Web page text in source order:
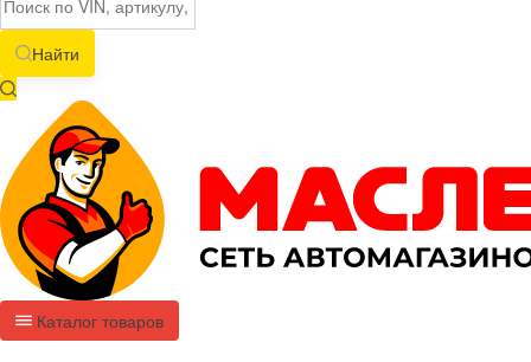
Найти
Каталог товаров